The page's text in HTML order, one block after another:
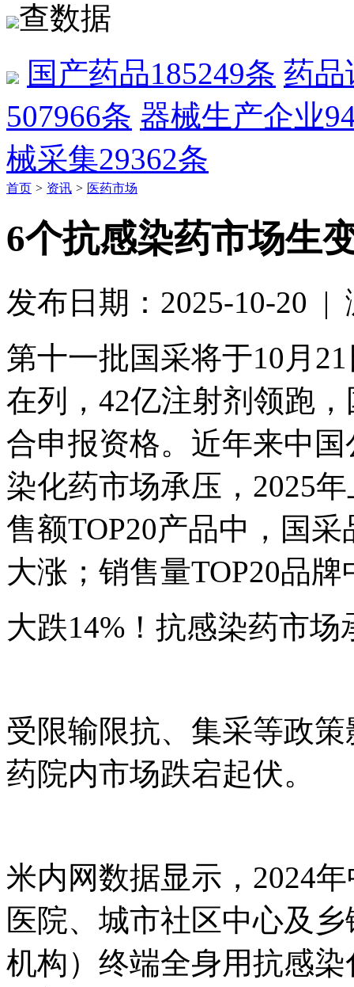
查数据
国产药品185249条 药品
507966条 器械生产企业
械采集29362条
首页 > 资讯 > 医药市场
6个抗感染药市场生
发布日期：2025-10-20 |
第十一批国采将于10月
在列，42亿注射剂领跑
合申报资格。近年来中
染化药市场承压，2025
售额TOP20产品中，国
大涨；销售量TOP20品
大跌14%！抗感染药市场
受限输限抗、集采等政
药院内市场跌宕起伏。
米内网数据显示，2024
医院、城市社区中心及
机构）终端全身用抗感